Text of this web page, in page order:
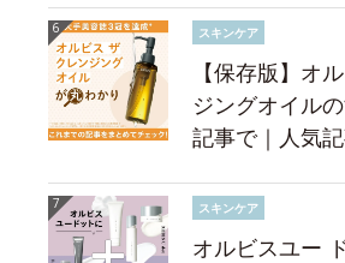
スキンケア
【保存版】オ
ジングオイル
記事で｜人気
スキンケア
オルビスユー